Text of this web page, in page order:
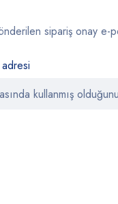
sipariş onay e-